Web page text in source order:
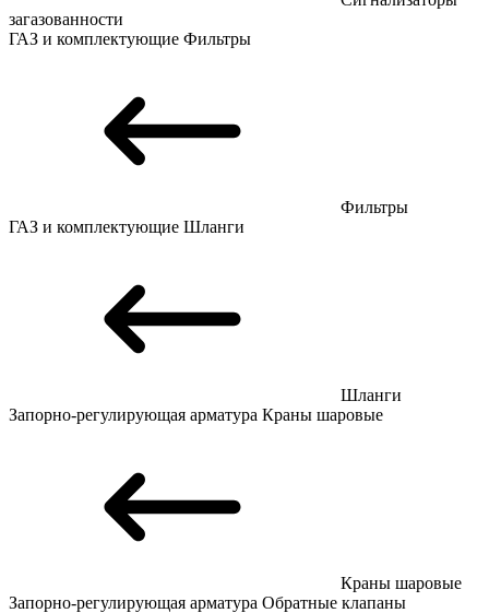
загазованности
ГАЗ и комплектующие Фильтры
Фильтры
ГАЗ и комплектующие Шланги
Шланги
Запорно-регулирующая арматура Краны шаровые
Краны шаровые
Запорно-регулирующая арматура Обратные клапаны